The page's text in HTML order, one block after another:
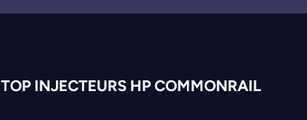
TOP INJECTEURS HP COMMONRAIL